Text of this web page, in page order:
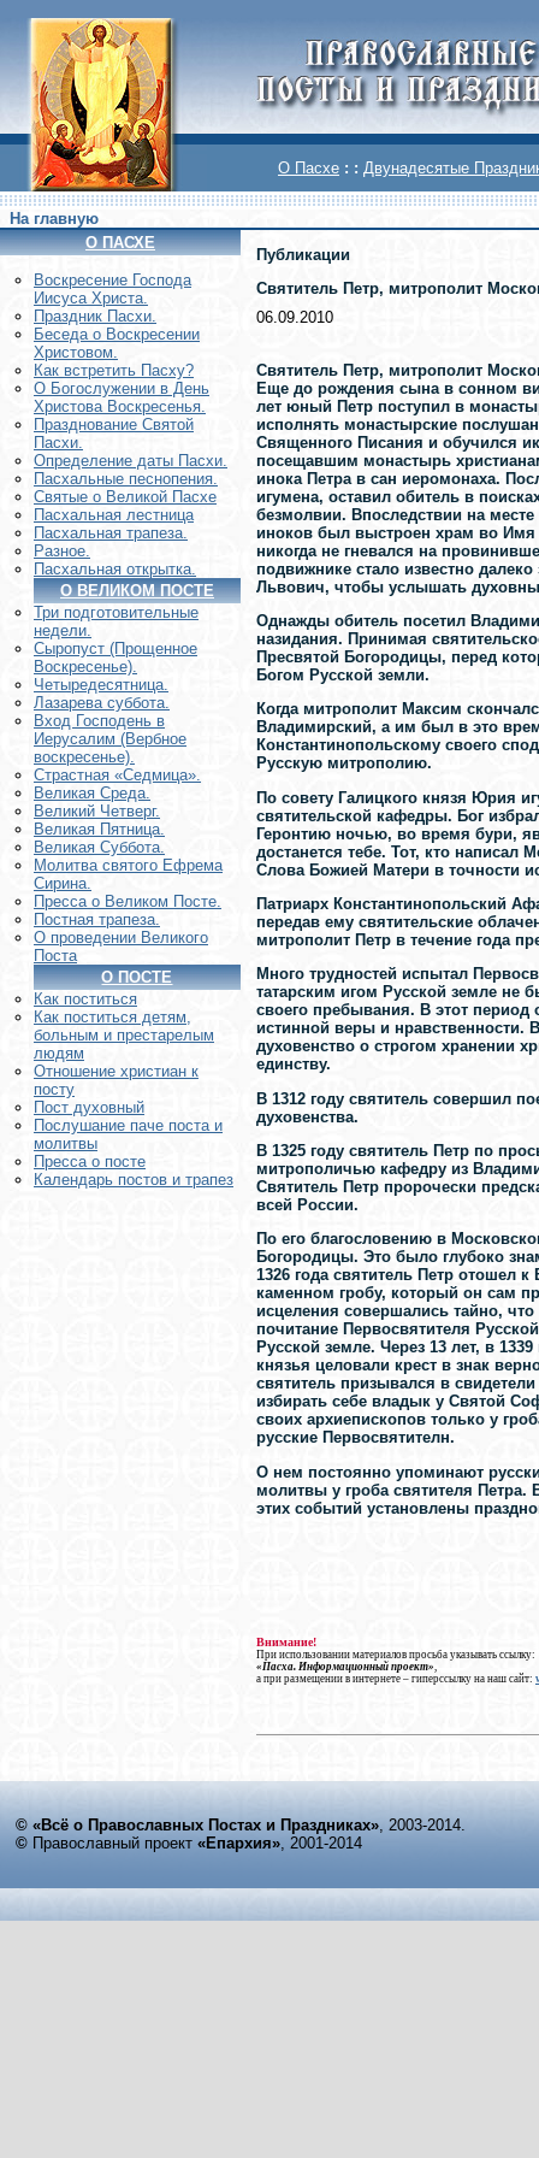
О Пасхе : : Двунадесятые
На главную
О ПАСХЕ
Воскреcение Господа
Иисуса Христа.
Праздник Пасхи.
Беседа о Воскресении
Христовом.
Как встретить Пасху?
О Богослужении в День
Христова Воскресенья.
Празднование Святой
Пасхи.
Определение даты Пасхи.
Пасхальные песнопения.
Святые о Великой Пасхе
Пасхальная лестница
Пасхальная трапеза.
Разное.
Пасхальная открытка.
О ВЕЛИКОМ ПОСТЕ
Три подготовительные
недели.
Сыропуст (Прощенное
Воскресенье).
Четыредесятница.
Лазарева суббота.
Вход Господень в
Иерусалим (Вербное
воскресенье).
Страстная «Седмица».
Великая Среда.
Великий Четверг.
Великая Пятница.
Великая Суббота.
Молитва святого Ефрема
Сирина.
Пресса о Великом Посте.
Постная трапеза.
О проведении Великого
Поста
О ПОСТЕ
Как поститься
Как поститься детям,
больным и престарелым
людям
Отношение христиан к
посту
Пост духовный
Послушание паче поста и
молитвы
Пресса о посте
Календарь постов и трапез
Публикации
Святитель Петр, митрополит
06.09.2010
Святитель Петр, митрополит
Еще до рождения сына в сонном
лет юный Петр поступил в
исполнять монастырские
Священного Писания и обучился
посещавшим монастырь
инока Петра в сан иеромонаха.
игумена, оставил обитель в
безмолвии. Впоследствии на
иноков был выстроен храм во Имя
никогда не гневался на
подвижнике стало известно
Львович, чтобы услышать
Однажды обитель посетил
назидания. Принимая
Пресвятой Богородицы, перед
Богом Русской земли.
Когда митрополит Максим
Владимирский, а им был в это
Константинопольскому своего
Русскую митрополию.
По совету Галицкого князя Юрия
святительской кафедры. Бог
Геронтию ночью, во время бури,
достанется тебе. Тот, кто написал
Слова Божией Матери в точности
Патриарх Константинопольский
передав ему святительские
митрополит Петр в течение года
Много трудностей испытал
татарским игом Русской земле не
своего пребывания. В этот
истинной веры и нравственности.
духовенство о строгом хранении
единству.
В 1312 году святитель совершил
духовенства.
В 1325 году святитель Петр по
митрополичью кафедру из
Святитель Петр пророчески
всей России.
По его благословению в
Богородицы. Это было глубоко
1326 года святитель Петр отошел
каменном гробу, который он сам
исцеления совершались тайно,
почитание Первосвятителя
Русской земле. Через 13 лет, в
князья целовали крест в знак
святитель призывался в
избирать себе владык у Святой
своих архиепископов только у
русские Первосвятителн.
О нем постоянно упоминают
молитвы у гроба святителя Петра.
этих событий установлены
Внимание!
При использовании материалов просьба указывать ссылку:
«Пасха. Информационный проект»
а при размещении в интернете – гиперссылку на наш сайт:
© «Всё о Православных Постах и Праздниках», 2003-2014.
© Православный проект «Епархия», 2001-2014